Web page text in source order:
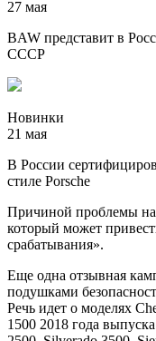
27 мая
BAW представит в
СССР
Новинки
21 мая
В России
стиле Porsche
Причиной проблемы
который может
срабатывания».
Еще одна отзывная
подушками
Речь идет о моделях
1500 2018 года